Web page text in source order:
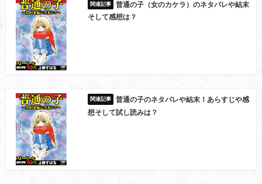
普通の子（女のカケラ）のネタバレや結末
そして感想は？
普通の子のネタバレや結末！あらすじや感
想そして試し読みは？